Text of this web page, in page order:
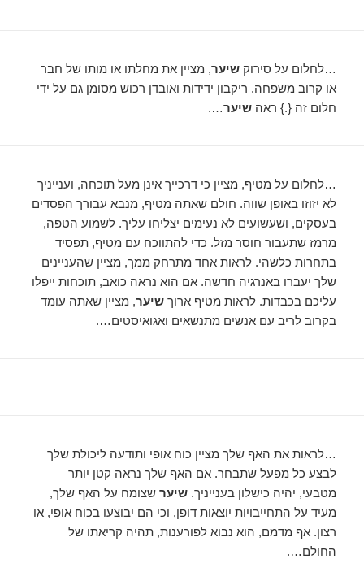
…לחלום על סירוקשיער, מציין את מחלתו או מותו של חבר
או קרוב משפחה. ריקבון ידידות ואובדן רכוש מסומן גם על ידי
חלום זה {.} ראהשיער….
…לחלום על מטיף, מציין כי דרכייך אינן מעל תוכחה, וענייניך
לא יזוזו באופן שווה. חולם שאתה מטיף, מנבא עבורך הפסדים
בעסקים, ושעשועים לא נעימים יצליחו עליך. לשמוע הטפה,
מרמז שתעבור חוסר מזל. כדי להתווכח עם מטיף, תפסיד
בתחרות כלשהי. לראות אחד מתרחק ממך, מציין שהעניינים
שלך יעברו באנרגיה חדשה. אם הוא נראה כואב, תוכחות ייפלו
עליכם בכבדות. לראות מטיף ארוךשיער, מציין שאתה עומד
בקרוב לריב עם אנשים מתנשאים ואגואיסטים….
…לראות את האף שלך מציין כוח אופי ותודעה ליכולת שלך
לבצע כל מפעל שתבחר. אם האף שלך נראה קטן יותר
מטבעי, יהיה כישלון בענייניך.שיער שצומח על האף שלך,
מעיד על התחייבויות יוצאות דופן, וכי הם יבוצעו בכוח אופי, או
רצון. אף מדמם, הוא נבוא לפורענות, תהיה קריאתו של
החולם….